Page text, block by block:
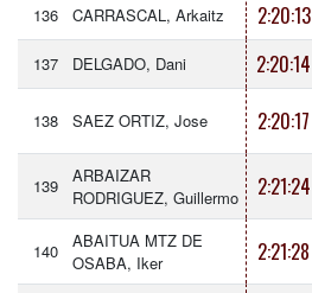
136 CARRASCAL, Arkaitz 2:20:13
137 DELGADO, Dani 2:20:14
138 SAEZ ORTIZ, Jose 2:20:17
139
ARBAIZAR
RODRIGUEZ, Guillermo
2:21:24
140
ABAITUA MTZ DE
OSABA, Iker
2:21:28